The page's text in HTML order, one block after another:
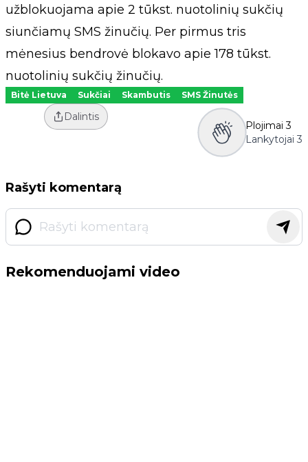
užblokuojama apie 2 tūkst. nuotolinių sukčių
siunčiamų SMS žinučių. Per pirmus tris
mėnesius bendrovė blokavo apie 178 tūkst.
nuotolinių sukčių žinučių.
Bitė Lietuva Sukčiai Skambutis SMS Žinutės
Dalintis
Plojimai 3
Lankytojai 3
Rašyti komentarą
Rekomenduojami video